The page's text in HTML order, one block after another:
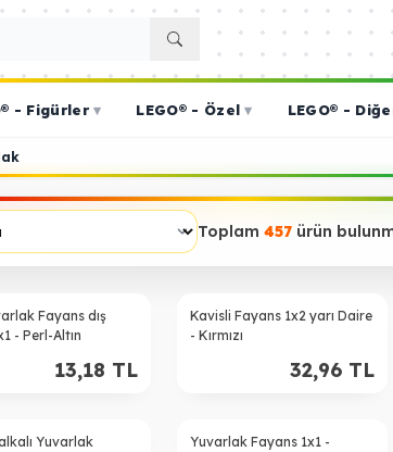
- Figürler ▾ LEGO® - Özel ▾ LEGO® -
Toplam457 ürün
Fayans dış
- Perl-Altın
13,18 TL
Kavisli Fayans 1x2 yarı Daire
- Kırmızı
32,96 TL
Yuvarlak
Yuvarlak Fayans 1x1 -